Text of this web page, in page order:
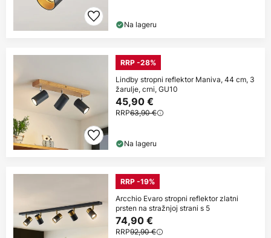
Na lageru
RRP -28%
Lindby stropni reflektor Maniva, 44 cm, 3
žarulje, crni, GU10
45,90 €
RRP63,90 €
Na lageru
RRP -19%
Arcchio Evaro stropni reflektor zlatni
prsten na stražnjoj strani s 5
74,90 €
RRP92,90 €